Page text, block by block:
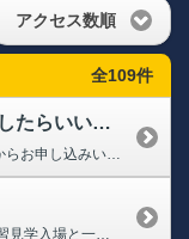
アクセス数順
全109件
クラブホークスに入会するにはどうしたらいいですか？
クラブホークスへのご入会は、インターネットからお申し込みいただけます。 初めて登録する方は、下記URL内の「初めて登録する方」よりメールアドレスをご入力いただき、届いたメールよりお手続きください。 ※STEP3「入力情報確認」のページ下部にございます「続けてファンクラブ入会」よりアクセスいただきますと、会員プランや入会特典、年会費お支払い方法のご選択が可能です。 ➡クラブホークスの入会...
公式戦の開場（開門）時間につきましては、 練習見学入場と一般開場にて異なります。 【練習見学入場】 クラブホークス会員または、シルバーステージ以上のタカポイント会員でしたら、 一般開場時間より早くご入場いただけます。 ※３ゲートからのご入場となります。 コカ・コーラシート、ビクトリーウィング、スーパーボックス、ホームランテラスのチケットをおちの場合は、２ゲートからのご入場と...